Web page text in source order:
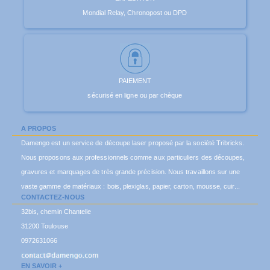
Mondial Relay, Chronopost ou DPD
PAIEMENT
sécurisé en ligne ou par chèque
A PROPOS
Damengo est un service de découpe laser proposé par la société Tribricks.
Nous proposons aux professionnels comme aux particuliers des découpes,
gravures et marquages de très grande précision. Nous travaillons sur une
vaste gamme de matériaux : bois, plexiglas, papier, carton, mousse, cuir...
CONTACTEZ-NOUS
32bis, chemin Chantelle
31200 Toulouse
0972631066
EN SAVOIR +